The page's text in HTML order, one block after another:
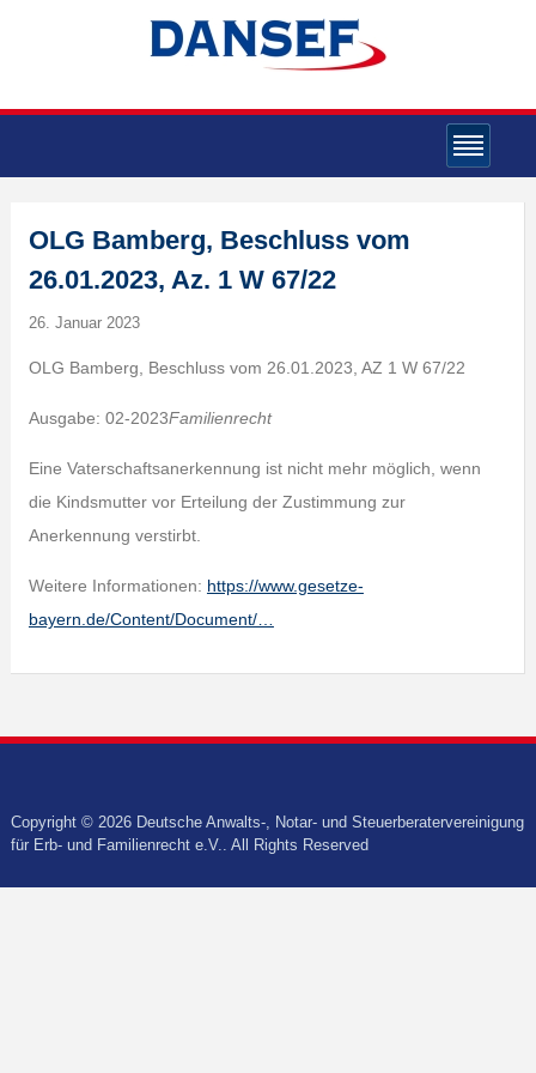
OLG Bamberg, Beschluss vom
26.01.2023, Az. 1 W 67/22
26. Januar 2023
OLG Bamberg, Beschluss vom 26.01.2023, AZ 1 W 67/22
Ausgabe: 02-2023Familienrecht
Eine Vaterschaftsanerkennung ist nicht mehr möglich, wenn
die Kindsmutter vor Erteilung der Zustimmung zur
Anerkennung verstirbt.
Weitere Informationen: https://www.gesetze-
bayern.de/Content/Document/…
Copyright © 2026 Deutsche Anwalts-, Notar- und Steuerberatervereinigung
für Erb- und Familienrecht e.V.. All Rights Reserved